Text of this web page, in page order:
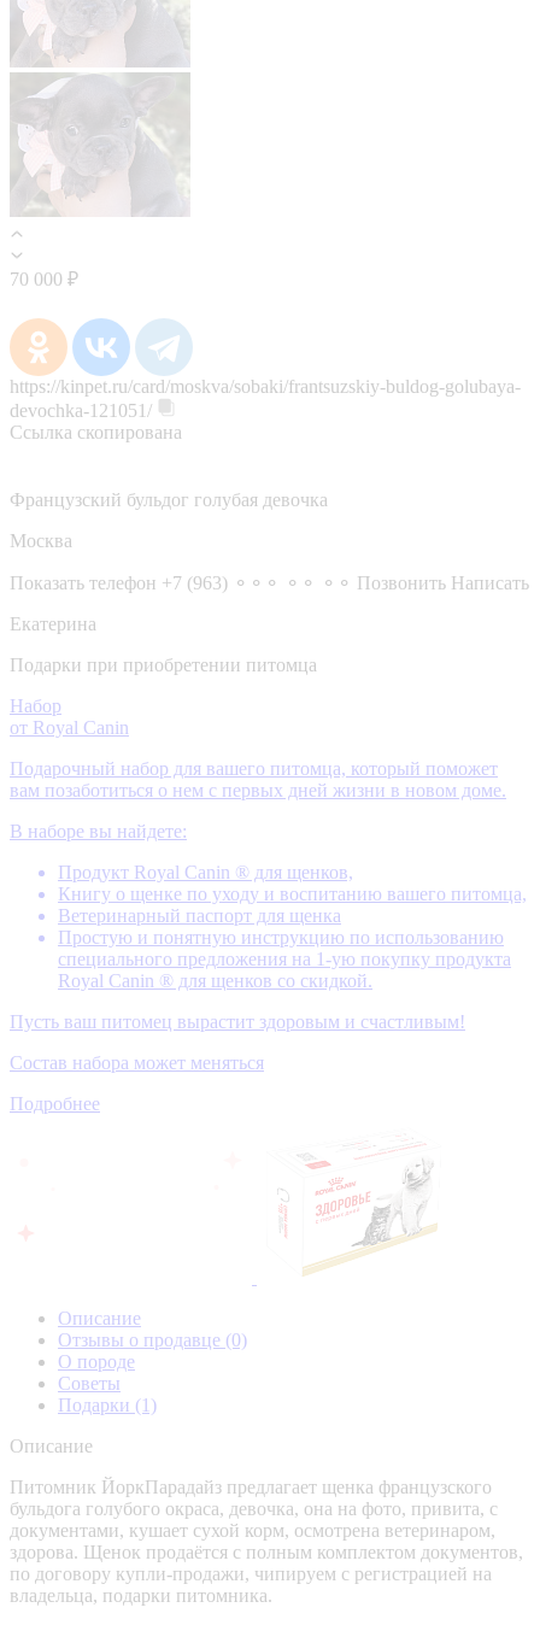
70 000 ₽
https://kinpet.ru/card/moskva/sobaki/frantsuzskiy-buldog-golubaya-
devochka-121051/
Ссылка скопирована
Французский бульдог голубая девочка
Москва
Показать телефон +7 (963) ⚬⚬⚬ ⚬⚬ ⚬⚬ Позвонить Написать
Екатерина
Подарки при приобретении питомца
Набор
от Royal Canin
Подарочный набор для вашего питомца, который поможет
вам позаботиться о нем с первых дней жизни в новом доме.
В наборе вы найдете:
Продукт Royal Canin ® для щенков,
Книгу о щенке по уходу и воспитанию вашего питомца,
Ветеринарный паспорт для щенка
Простую и понятную инструкцию по использованию
специального предложения на 1-ую покупку продукта
Royal Canin ® для щенков со скидкой.
Пусть ваш питомец вырастит здоровым и счастливым!
Состав набора может меняться
Подробнее
Описание
Отзывы о продавце (0)
О породе
Советы
Подарки (1)
Описание
Питомник ЙоркПарадайз предлагает щенка французского
бульдога голубого окраса, девочка, она на фото, привита, с
документами, кушает сухой корм, осмотрена ветеринаром,
здорова. Щенок продаётся с полным комплектом документов,
по договору купли-продажи, чипируем с регистрацией на
владельца, подарки питомника.